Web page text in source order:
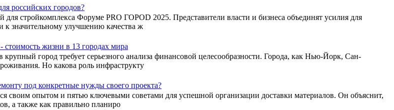
российских городов?
стройкомплекса Форуме PRO ГОРОD 2025. Представители власти и бизнеса объединят усилия для
к значительному улучшению качества ж
жизни в 13 городах мира
город требует серьезного анализа финансовой целесообразности. Города, как Нью-Йорк, Сан-
Но какова роль инфраструкту
под конкретные нужды своего проекта?
своим опытом и пятью ключевыми советами для успешной организации доставки материалов. Он объяснит,
а также как правильно планиро